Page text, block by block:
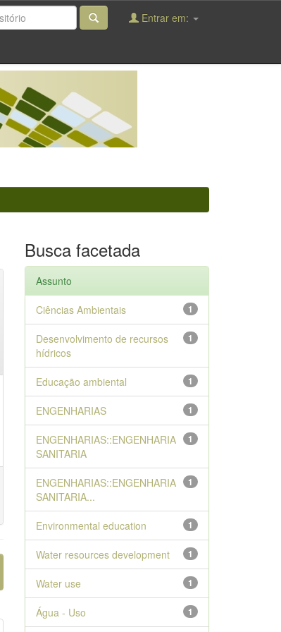
Entrar em:
Busca facetada
Assunto
1
Ciências Ambientais
1
Desenvolvimento de recursos
hídricos
1
Educação ambiental
1
ENGENHARIAS
1
ENGENHARIAS::ENGENHARIA
SANITARIA
1
ENGENHARIAS::ENGENHARIA
SANITARIA...
1
Environmental education
1
Water resources development
1
Water use
1
Água - Uso